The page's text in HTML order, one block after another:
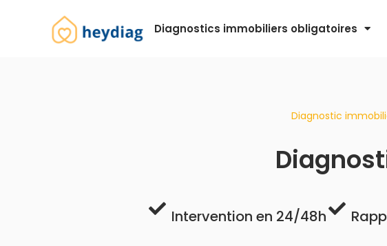
Diagnostics immobiliers obligatoires
Diagnostic
Intervention en 24/48h